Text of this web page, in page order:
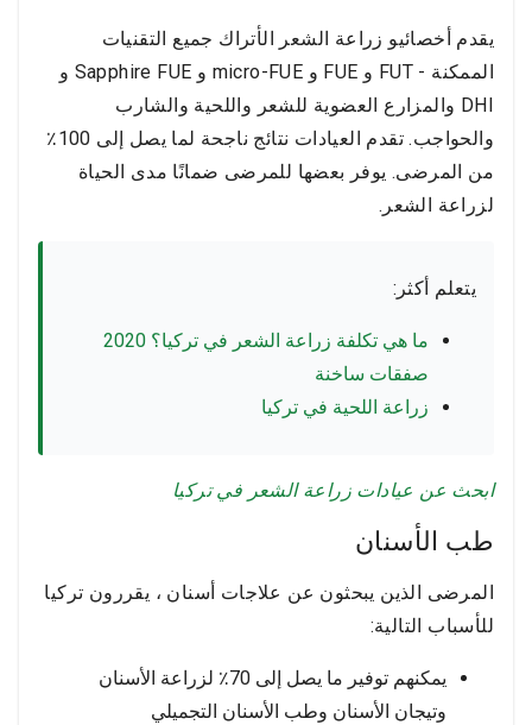
يقدم أخصائيو زراعة الشعر الأتراك جميع التقنيات
الممكنة - FUT و FUE و micro-FUE و Sapphire FUE و
DHI والمزارع العضوية للشعر واللحية والشارب
والحواجب. تقدم العيادات نتائج ناجحة لما يصل إلى 100٪
من المرضى. يوفر بعضها للمرضى ضمانًا مدى الحياة
لزراعة الشعر.
يتعلم أكثر:
ما هي تكلفة زراعة الشعر في تركيا؟ 2020
صفقات ساخنة
زراعة اللحية في تركيا
ابحث عن عيادات زراعة الشعر في تركيا
طب الأسنان
المرضى الذين يبحثون عن علاجات أسنان ، يقررون تركيا
للأسباب التالية:
يمكنهم توفير ما يصل إلى 70٪ لزراعة الأسنان
وتيجان الأسنان وطب الأسنان التجميلي